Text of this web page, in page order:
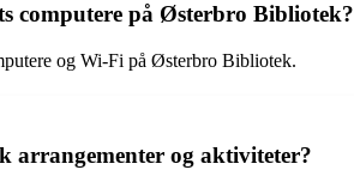
computere på Østerbro Bibliotek?
og Wi-Fi på Østerbro Bibliotek.
og aktiviteter?